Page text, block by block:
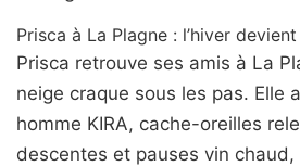
Prisca à La Plagne : l’hiver
Prisca retrouve ses amis à La
neige craque sous les pas. Elle
homme KIRA, cache-oreilles
descentes et pauses vin